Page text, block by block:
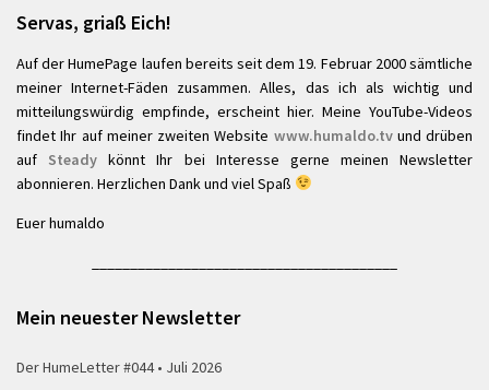
Servas, griaß Eich!
Auf der HumePage laufen bereits seit dem 19. Februar 2000 sämtliche
meiner Internet-Fäden zusammen. Alles, das ich als wichtig und
mitteilungswürdig empfinde, erscheint hier. Meine YouTube-Videos
findet Ihr auf meiner zweiten Website www.humaldo.tvund drüben
auf Steady könnt Ihr bei Interesse gerne meinen Newsletter
abonnieren. Herzlichen Dank und viel Spaß
Euer humaldo
Mein neuester Newsletter
Der HumeLetter #044 • Juli 2026